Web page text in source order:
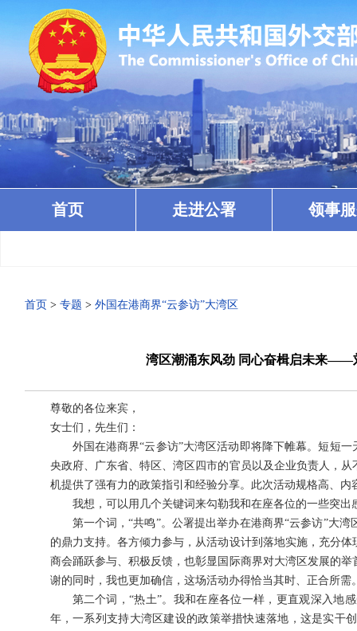
首页 走进公署 领事
首页 > 专题 > 外国在港商界“云参访”大湾区
湾区潮涌东风劲 同心奋楫启未来——
尊敬的各位来宾，
女士们，先生们：
外国在港商界“云参访”大湾区活动即将降下帷幕。短短
央政府、广东省、特区、湾区四市的官员以及企业负责人，
机提供了强有力的政策指引和经验分享。此次活动规格高、
我想，可以用几个关键词来勾勒我和在座各位的一些突出
第一个词，“共鸣”。公署提出举办在港商界“云参访”大
的鼎力支持。各方倾力参与，从活动设计到落地实施，充分
商会踊跃参与、积极反馈，也彰显国际商界对大湾区发展的
谢的同时，我也更加确信，这场活动办得恰当其时、正合所需
第二个词，“热土”。我和在座各位一样，更直观深入地
年，一系列支持大湾区建设的政策举措快速落地，这是实干